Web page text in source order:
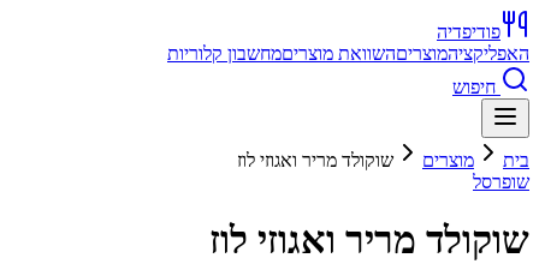
פודיפדיה
האפליקציהמוצריםהשוואת מוצריםמחשבון קלוריות
חיפוש
בית מוצרים
שוקולד מריר ואגוזי לוז
שופרסל
שוקולד מריר ואגוזי לוז